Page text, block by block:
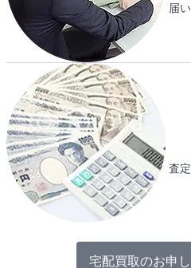
届
査
宅配買取のお申